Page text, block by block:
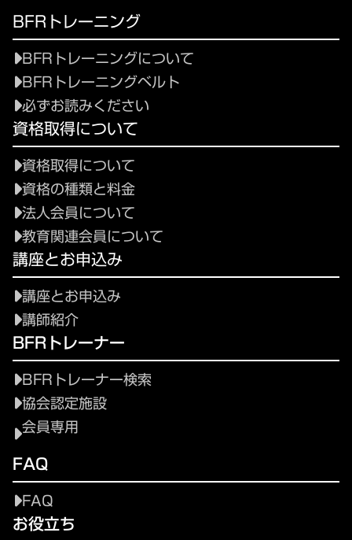
BFRトレーニング
BFRトレーニングについて
BFRトレーニングベルト
必ずお読みください
資格取得について
資格取得について
資格の種類と料金
法人会員について
教育関連会員について
講座とお申込み
講座とお申込み
講師紹介
BFRトレーナー
BFRトレーナー検索
協会認定施設
会員専用
FAQ
FAQ
お役立ち